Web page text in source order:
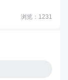
浏览：1231